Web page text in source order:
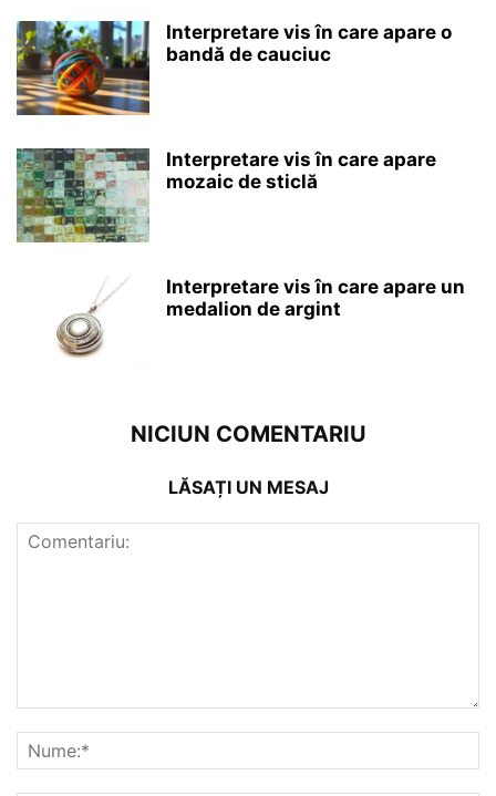
Interpretare vis în care apare o
bandă de cauciuc
Interpretare vis în care apare
mozaic de sticlă
Interpretare vis în care apare un
medalion de argint
NICIUN COMENTARIU
LĂSAȚI UN MESAJ